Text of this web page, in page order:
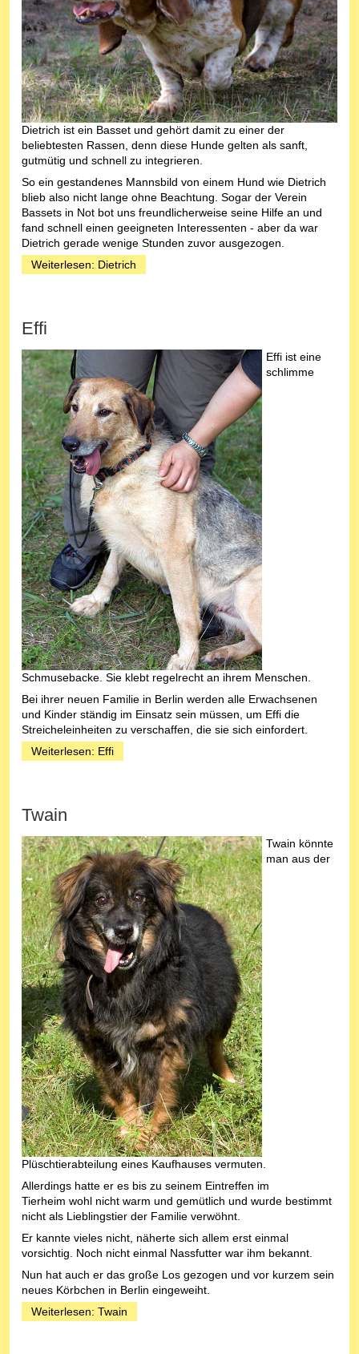
Dietrich ist ein Basset und gehört damit zu einer der
beliebtesten Rassen, denn diese Hunde gelten als sanft,
gutmütig und schnell zu integrieren.
So ein gestandenes Mannsbild von einem Hund wie Dietrich
blieb also nicht lange ohne Beachtung. Sogar der Verein
Bassets in Not bot uns freundlicherweise seine Hilfe an und
fand schnell einen geeigneten Interessenten - aber da war
Dietrich gerade wenige Stunden zuvor ausgezogen.
Weiterlesen: Dietrich
Effi
Effi ist eine
schlimme
Schmusebacke. Sie klebt regelrecht an ihrem Menschen.
Bei ihrer neuen Familie in Berlin werden alle Erwachsenen
und Kinder ständig im Einsatz sein müssen, um Effi die
Streicheleinheiten zu verschaffen, die sie sich einfordert.
Weiterlesen: Effi
Twain
Twain könnte
man aus der
Plüschtierabteilung eines Kaufhauses vermuten.
Allerdings hatte er es bis zu seinem Eintreffen im
Tierheim wohl nicht warm und gemütlich und wurde bestimmt
nicht als Lieblingstier der Familie verwöhnt.
Er kannte vieles nicht, näherte sich allem erst einmal
vorsichtig. Noch nicht einmal Nassfutter war ihm bekannt.
Nun hat auch er das große Los gezogen und vor kurzem sein
neues Körbchen in Berlin eingeweiht.
Weiterlesen: Twain